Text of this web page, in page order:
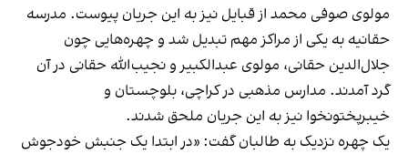
مولوی صوفی محمد از قبایل نیز به این جریان پیوست. مدرسه
حقانیه به یکی از مراکز مهم تبدیل شد و چهره‌هایی چون
جلال‌الدین حقانی، مولوی عبدالکبیر و نجیب‌الله حقانی در آن
گرد آمدند. مدارس مذهبی در کراچی، بلوچستان و
خیبرپختونخوا نیز به این جریان ملحق شدند.
یک چهره نزدیک به طالبان گفت: «در ابتدا یک جنبش خودجوش